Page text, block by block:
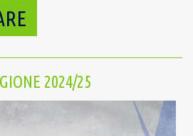
2024/25